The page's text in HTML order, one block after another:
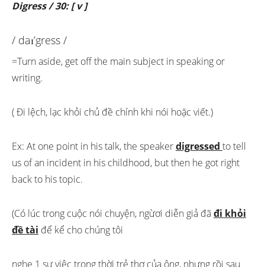
Digress / 30: [ v ]
/ daɪ’gress /
=Turn aside, get off the main subject in speaking or
writing.
( Đi lệch, lạc khỏi chủ đề chính khi nói hoặc viết.)
Ex: At one point in his talk, the speakerdigressed to tell
us of an incident in his childhood, but then he got right
back to his topic.
(Có lúc trong cuộc nói chuyện, ngừơi diễn giả đãđi khỏi
đề tài để kể cho chúng tôi
nghe 1 sự việc trong thời trẻ thơ của ông, nhưng rồi sau